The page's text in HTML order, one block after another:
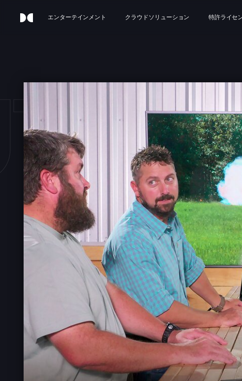
エンターテインメント クラウドソリューション 特許ライセ